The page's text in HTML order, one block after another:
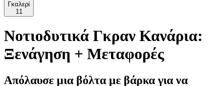
Γκαλερί
11
Νοτιοδυτικά Γκραν Κανάρια:
Ξενάγηση + Μεταφορές
Απόλαυσε μια βόλτα με βάρκα για να